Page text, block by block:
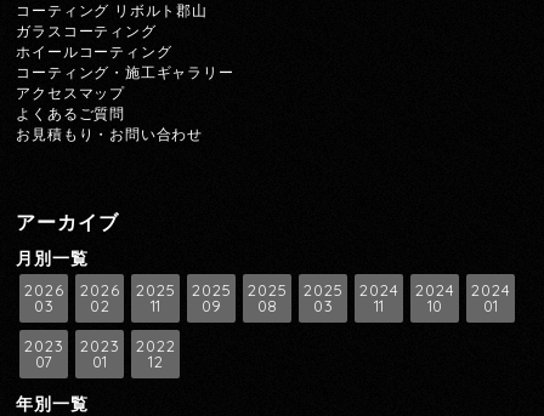
コーティング リボルト郡山
ガラスコーティング
ホイールコーティング
コーティング・施工ギャラリー
アクセスマップ
よくあるご質問
お見積もり・お問い合わせ
アーカイブ
月別一覧
2026
03
2026
02
2025
11
2025
09
2025
08
2025
03
2024
11
2024
10
2024
01
2023
07
2023
01
2022
12
年別一覧